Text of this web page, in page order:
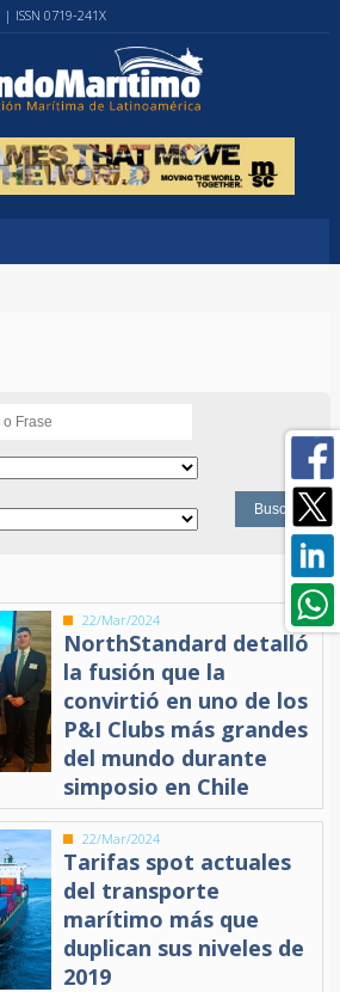
| ISSN 0719-241X
22/Mar/2024
NorthStandard detalló
la fusión que la
convirtió en uno de los
P&I Clubs más grandes
del mundo durante
simposio en Chile
22/Mar/2024
Tarifas spot actuales
del transporte
marítimo más que
duplican sus niveles de
2019